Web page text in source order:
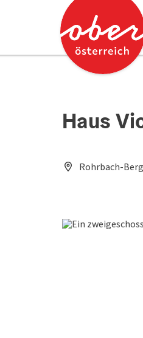
Zum Inhalt
Zum Seitenanfang Accesskey
Haus
Rohrbach-